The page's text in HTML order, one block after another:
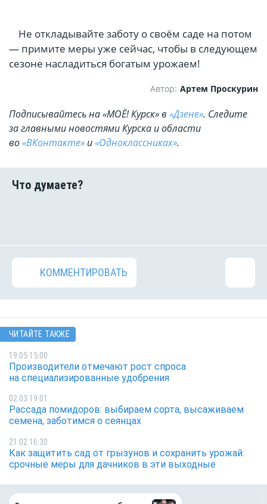
Не откладывайте заботу о своём саде на потом
— примите меры уже сейчас, чтобы в следующем
сезоне насладиться богатым урожаем!
Автор: Артем Проскурин
Подписывайтесь на «МОЁ! Курск» в «Дзене». Cледите
за главными новостями Курска и области
во«ВКонтакте» и«Одноклассниках».
КОММЕНТИРОВАТЬ
ЧИТАЙТЕ ТАКЖЕ
19.05 15:00
Производители отмечают рост спроса
на специализированные удобрения
02.03 19:01
Рассада помидоров: выбираем сорта, высаживаем
семена, заботимся о сеянцах
21.02 16:30
Как защитить сад от грызунов и сохранить урожай:
срочные меры для дачников в эти выходные